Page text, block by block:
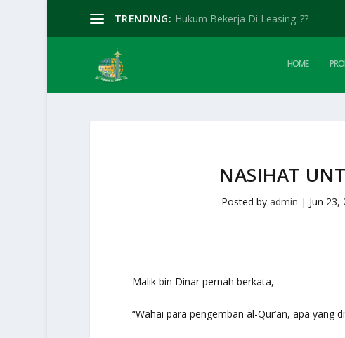
TRENDING: Hukum Bekerja Di Leasing..??
HOME
NASIHAT
Posted byadmin | Jun 23,
Malik bin Dinar pernah berkata,
“Wahai para pengemban al-Qur’an, apa yang